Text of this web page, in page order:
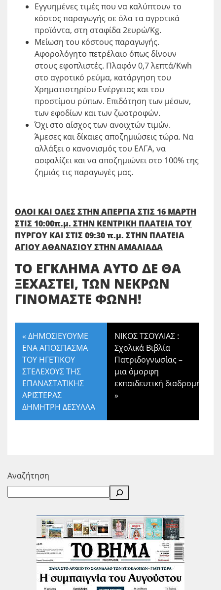
Εγγυημένες τιμές που να καλύπτουν το
κόστος παραγωγής σε όλα τα αγροτικά
προϊόντα, στη σταφίδα 2ευρώ/Kg.
Μείωση του κόστους παραγωγής.
Αφορολόγητο πετρέλαιο όπως δίνουν
στους εφοπλιστές. Πλαφόν 0,7 λεπτά/Κwh
στο αγροτικό ρεύμα, κατάργηση του
Χρηματιστηρίου Ενέργειας και του
προστίμου ρύπων. Επιδότηση των μέσων,
των εφοδίων και των ζωοτροφών.
Όχι στο αίσχος των ανοιχτών τιμών.
Άμεσες και δίκαιες αποζημιώσεις τώρα. Να
αλλάξει ο κανονισμός του ΕΛΓΑ, να
ασφαλίζει και να αποζημιώνει στο 100% της
ζημιάς τις παραγωγές μας.
ΟΛΟΙ ΚΑΙ ΟΛΕΣ ΣΤΗΝ ΑΠΕΡΓΙΑ ΣΤΙΣ 16 ΜΑΡΤΗ
ΣΤΙΣ 10:00π.μ. ΣΤΗΝ ΚΕΝΤΡΙΚΗ ΠΛΑΤΕΙΑ ΤΟΥ
ΠΥΡΓΟΥ ΚΑΙ ΣΤΙΣ 09:30 π.μ. ΣΤΗΝ ΠΛΑΤΕΙΑ
ΑΓΙΟΥ ΑΘΑΝΑΣΙΟΥ ΣΤΗΝ ΑΜΑΛΙΑΔΑ
ΤΟ ΕΓΚΛΗΜΑ ΑΥΤΟ ΔΕ ΘΑ
ΞΕΧΑΣΤΕΙ, ΤΩΝ ΝΕΚΡΩΝ
ΓΙΝΟΜΑΣΤΕ ΦΩΝΗ!
« ΔΗΜΟΣΙΕΥΟΥΜΕ
ΕΝΑ ΑΠΟΣΠΑΣΜΑ
ΤΟΥ ΗΓΕΤΙΚΟΥ
ΣΤΕΛΕΧΟΥΣ ΤΗΣ
ΕΠΑΝΑΣΤΑΤΙΚΗΣ
ΑΡΙΣΤΕΡΑΣ
ΔΗΜΗΤΡΗ ΔΕΣΥΛΛΑ
ΝΙΚΟΣ ΤΣΟΥΛΙΑΣ :
Σχολικά Βιβλία
Πατριδογνωσίας –
μια όμορφη
εκπαιδευτική διαδρομή!
»
Αναζήτηση